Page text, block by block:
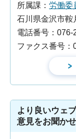
所属課： 労働
石川県金沢市鞍
電話番号：076-
ファクス番号：
より良いウェ
意見をお聞か